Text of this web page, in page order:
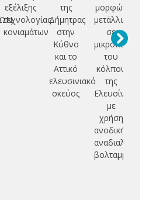
εξέλιξης
τεχνολογίας
κονιαμάτων
της
Δήμητρας
στην
Κύθνο
και το
Αττικό
ελευσινιακό
σκεύος
μορφών
μετάλλων
σε
του
κόλπου
της
Ελευσίνας
με
χρήση
ανοδικής
αναδιαλυτικής